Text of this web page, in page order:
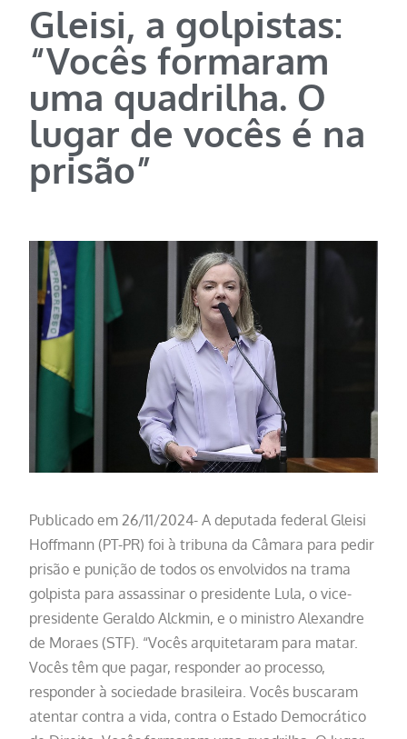
Gleisi, a golpistas:
“Vocês formaram
uma quadrilha. O
lugar de vocês é na
prisão”
Publicado em 26/11/2024- A deputada federal Gleisi
Hoffmann (PT-PR) foi à tribuna da Câmara para pedir
prisão e punição de todos os envolvidos na trama
golpista para assassinar o presidente Lula, o vice-
presidente Geraldo Alckmin, e o ministro Alexandre
de Moraes (STF). “Vocês arquitetaram para matar.
Vocês têm que pagar, responder ao processo,
responder à sociedade brasileira. Vocês buscaram
atentar contra a vida, contra o Estado Democrático